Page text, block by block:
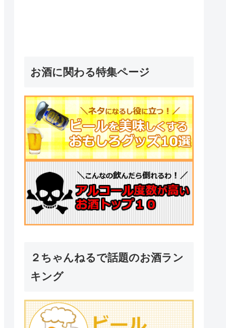
お酒に関わる特集ページ
２ちゃんねるで話題のお酒ラン
キング